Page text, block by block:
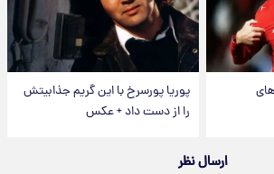
پوریا پورسرخ با این گریم جذابیتش
را از دست داد + عکس
ارسال نظر